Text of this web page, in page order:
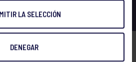
LA SELECCIÓN
DENEGAR